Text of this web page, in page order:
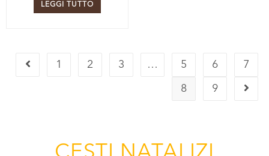
LEGGI TUTTO
1 2 3 … 5 6 7
8 9